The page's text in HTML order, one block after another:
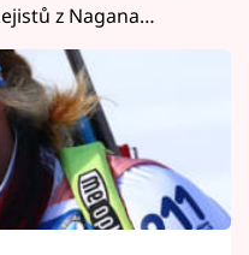
z Nagana…